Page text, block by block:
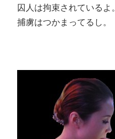
囚人は拘束されているよ。
捕虜はつかまってるし。